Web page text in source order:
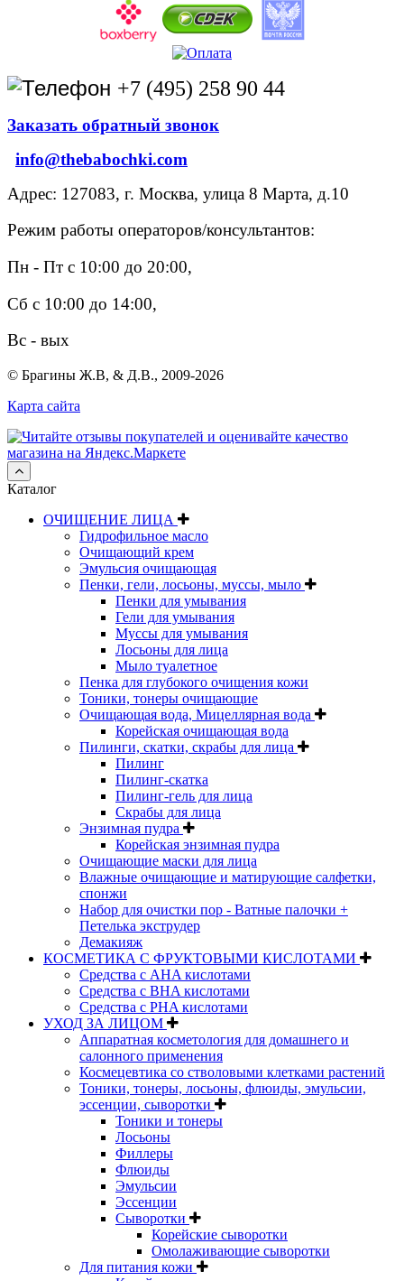
+7 (495) 258 90 44
Заказать обратный звонок
info@thebabochki.com
Адрес: 127083, г. Москва, улица 8 Марта, д.10
Режим работы операторов/консультантов:
Пн - Пт с 10:00 до 20:00,
Сб с 10:00 до 14:00,
Вс - вых
© Брагины Ж.В, & Д.В., 2009-2026
Карта сайта
Каталог
ОЧИЩЕНИЕ ЛИЦА
Гидрофильное масло
Очищающий крем
Эмульсия очищающая
Пенки, гели, лосьоны, муссы, мыло
Пенки для умывания
Гели для умывания
Муссы для умывания
Лосьоны для лица
Мыло туалетное
Пенка для глубокого очищения кожи
Тоники, тонеры очищающие
Очищающая вода, Мицеллярная вода
Корейская очищающая вода
Пилинги, скатки, скрабы для лица
Пилинг
Пилинг-скатка
Пилинг-гель для лица
Скрабы для лица
Энзимная пудра
Корейская энзимная пудра
Очищающие маски для лица
Влажные очищающие и матирующие салфетки,
спонжи
Набор для очистки пор - Ватные палочки +
Петелька экструдер
Демакияж
КОСМЕТИКА С ФРУКТОВЫМИ КИСЛОТАМИ
Средства с AHA кислотами
Средства с BHA кислотами
Средства с PHA кислотами
УХОД ЗА ЛИЦОМ
Аппаратная косметология для домашнего и
салонного применения
Космецевтика со стволовыми клетками растений
Тоники, тонеры, лосьоны, флюиды, эмульсии,
эссенции, сыворотки
Тоники и тонеры
Лосьоны
Филлеры
Флюиды
Эмульсии
Эссенции
Сыворотки
Корейские сыворотки
Омолаживающие сыворотки
Для питания кожи